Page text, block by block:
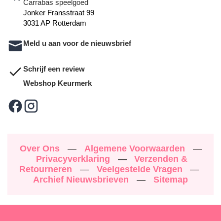
Carrabas speelgoed
Jonker Fransstraat 99
3031 AP Rotterdam
Meld u aan voor de nieuwsbrief
Schrijf een review
Webshop Keurmerk
Over Ons — Algemene Voorwaarden
—
Privacyverklaring
—
Verzenden &
Retourneren
— Veelgestelde Vragen
—
Archief Nieuwsbrieven
— Sitemap